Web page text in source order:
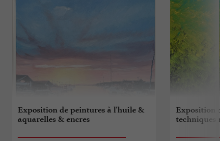
Exposition de peintures à l'huile &
aquarelles & encres
Exposition
techniques